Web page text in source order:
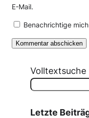
E-Mail.
Benachrichtige
Volltextsuche
Letzte